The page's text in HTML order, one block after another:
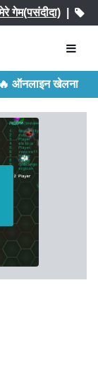
गेम(पसंदीदा)|
ऑनलाइन खेलना